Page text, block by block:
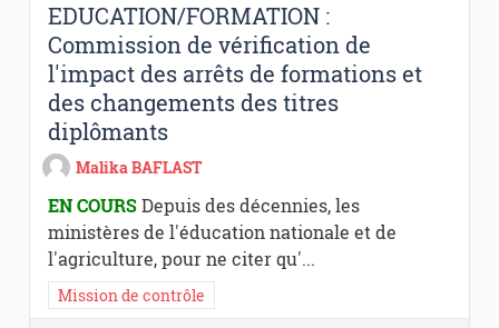
EDUCATION/FORMATION :
Commission de vérification de
l'impact des arrêts de formations et
des changements des titres
diplômants
Malika BAFLAST
EN COURSDepuis des décennies, les
ministères de l'éducation nationale et de
l'agriculture, pour ne citer qu'...
Mission de contrôle